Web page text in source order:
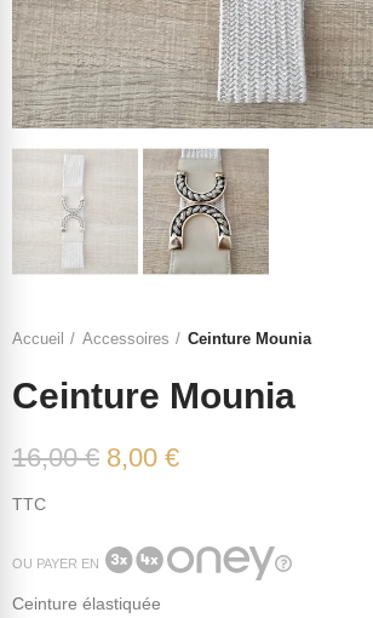
Accueil Accessoires Ceinture Mounia
Ceinture Mounia
16,00 € 8,00 €
TTC
OU PAYER EN
Ceinture élastiquée